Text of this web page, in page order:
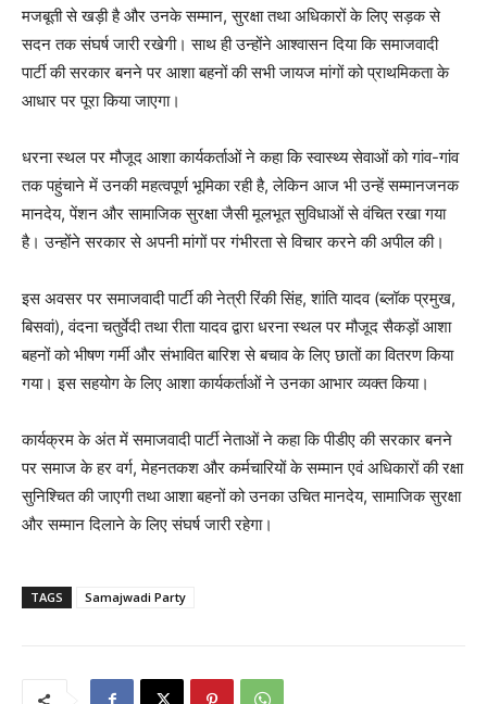
मजबूती से खड़ी है और उनके सम्मान, सुरक्षा तथा अधिकारों के लिए सड़क से
सदन तक संघर्ष जारी रखेगी। साथ ही उन्होंने आश्वासन दिया कि समाजवादी
पार्टी की सरकार बनने पर आशा बहनों की सभी जायज मांगों को प्राथमिकता के
आधार पर पूरा किया जाएगा।
धरना स्थल पर मौजूद आशा कार्यकर्ताओं ने कहा कि स्वास्थ्य सेवाओं को गांव-गांव
तक पहुंचाने में उनकी महत्वपूर्ण भूमिका रही है, लेकिन आज भी उन्हें सम्मानजनक
मानदेय, पेंशन और सामाजिक सुरक्षा जैसी मूलभूत सुविधाओं से वंचित रखा गया
है। उन्होंने सरकार से अपनी मांगों पर गंभीरता से विचार करने की अपील की।
इस अवसर पर समाजवादी पार्टी की नेत्री रिंकी सिंह, शांति यादव (ब्लॉक प्रमुख,
बिसवां), वंदना चतुर्वेदी तथा रीता यादव द्वारा धरना स्थल पर मौजूद सैकड़ों आशा
बहनों को भीषण गर्मी और संभावित बारिश से बचाव के लिए छातों का वितरण किया
गया। इस सहयोग के लिए आशा कार्यकर्ताओं ने उनका आभार व्यक्त किया।
कार्यक्रम के अंत में समाजवादी पार्टी नेताओं ने कहा कि पीडीए की सरकार बनने
पर समाज के हर वर्ग, मेहनतकश और कर्मचारियों के सम्मान एवं अधिकारों की रक्षा
सुनिश्चित की जाएगी तथा आशा बहनों को उनका उचित मानदेय, सामाजिक सुरक्षा
और सम्मान दिलाने के लिए संघर्ष जारी रहेगा।
TAGS Samajwadi Party